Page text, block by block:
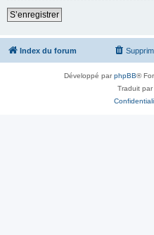
S’enregistrer
Index du forum
Développé parphpBB®
Traduit par